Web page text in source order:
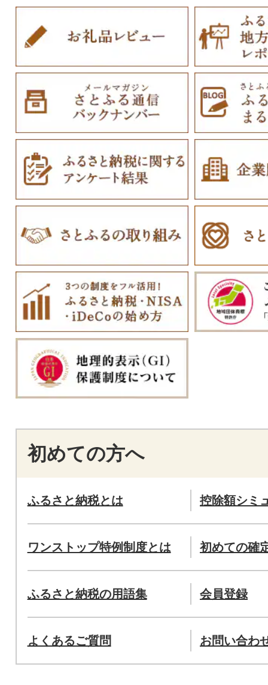
初めての方へ
ふるさと納税とは 控除額シミ
ワンストップ特例制度とは 初めての確
ふるさと納税の用語集 会員登録
よくあるご質問 お問い合わ